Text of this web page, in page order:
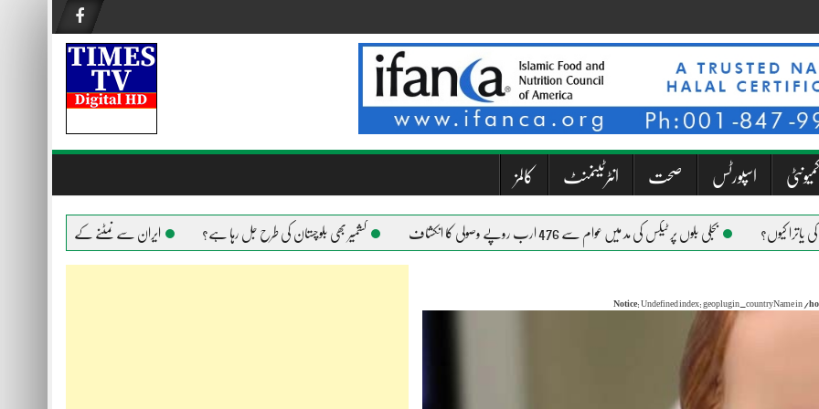
کمیونٹی اسپورٹس صحت انٹرٹینمنٹ کالمز
بجلی بلوں پر ٹیکس کی مد میں عوام سے 476 ارب روپے وصولی کا انکشاف کشمیر بھی بلوچستان کی طرح جل رہا ہے؟ ایران سے نمٹنے کے لیے امریکا ہر
Notice: Undefined index: geoplugin_countryName in /